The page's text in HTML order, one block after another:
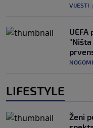
VIJESTI
LIFESTYLE
Ženi